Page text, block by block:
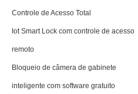
Controle de Acesso Total
Iot Smart Lock com controle de acesso
remoto
Bloqueio de câmera de gabinete
inteligente com software gratuito